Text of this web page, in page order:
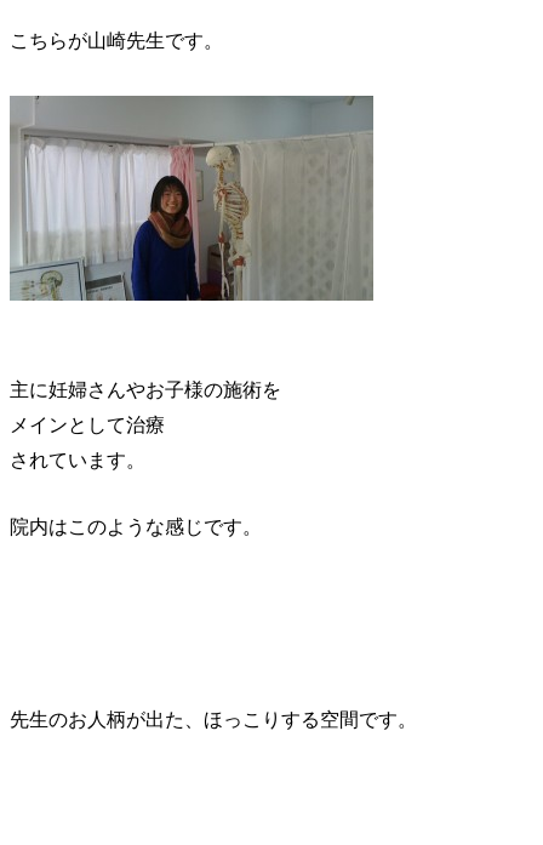
こちらが山崎先生です。
主に妊婦さんやお子様の施術を
メインとして治療
されています。
院内はこのような感じです。
先生のお人柄が出た、ほっこりする空間です。